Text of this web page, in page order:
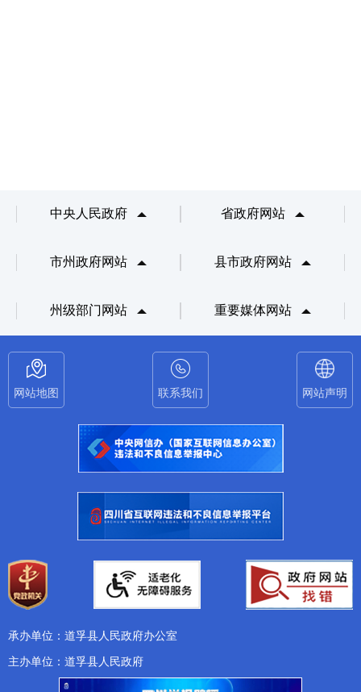
中央人民政府 省政府网站
市州政府网站 县市政府网站
州级部门网站 重要媒体网站
网站地图 联系我们 网站声明
承办单位：道孚县人民政府办公室
主办单位：道孚县人民政府